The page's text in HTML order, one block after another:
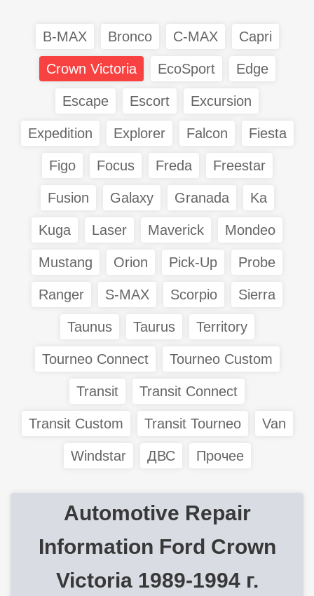
B-MAX Bronco C-MAX Capri
Crown Victoria EcoSport Edge
Escape Escort Excursion
Expedition Explorer Falcon Fiesta
Figo Focus Freda Freestar
Fusion Galaxy Granada Ka
Kuga Laser Maverick Mondeo
Mustang Orion Pick-Up Probe
Ranger S-MAX Scorpio Sierra
Taunus Taurus Territory
Tourneo Connect Tourneo Custom
Transit Transit Connect
Transit Custom Transit Tourneo Van
Windstar ДВС Прочее
Automotive Repair
Information Ford Crown
Victoria 1989-1994 г.